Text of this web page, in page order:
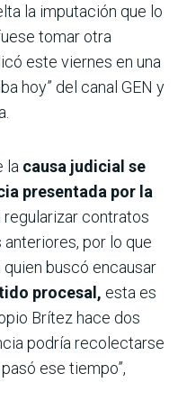
la imputación que lo
tomar otra
este viernes en una
hoy” del canal GEN y
la causa judicial se
presentada por la
regularizar contratos
por lo que
buscó encausar
procesal, esta es
Brítez hace dos
podría recolectarse
ese tiempo”,